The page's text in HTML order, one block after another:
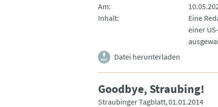
Am
Inhalt
Eine
einer
Datei herunterladen
Goodbye, Straubing!
Straubinger Tagblatt 01.01.2014